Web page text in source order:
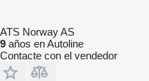
ATS Norway AS
9 años en Autoline
Contacte con el vendedor